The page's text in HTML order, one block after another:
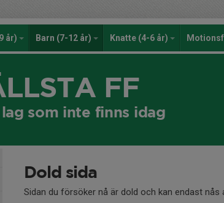
år) Barn (7-12 år) Knatte (4-6 år)
FF
som inte finns idag
Dold sida
Sidan du försöker nå är dold och kan endast